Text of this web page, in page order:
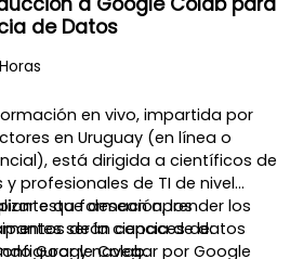
real usando Google Colab.
y gestionar proyectos de
automático a gran escala
de Datos
en vivo, impartida por
en Uruguay (en línea o
está dirigida a científicos de
profesionales de TI de nivel
que desean aprender los
de la ciencia de datos
Google Colab.
esta formación, los
serán capaces de:
y navegar por Google